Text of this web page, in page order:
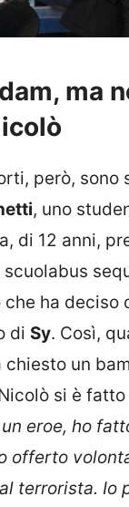
ma
però, sono
, uno
di 12 anni,
che ha deciso
di Sy. Così,
chiesto un
si è
eroe, ho
offerto
terrorista. Io